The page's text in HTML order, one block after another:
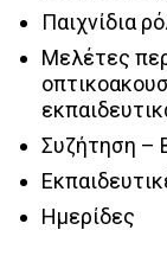
Παιχνίδια
Μελέτες
Συζήτηση –
Ημερίδες